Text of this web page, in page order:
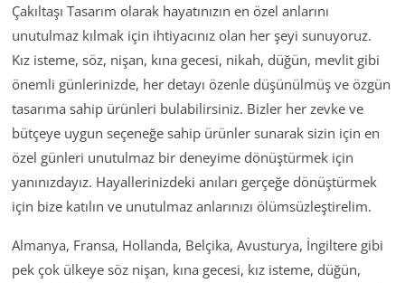
Çakıltaşı Tasarım olarak hayatınızın en özel anlarını
unutulmaz kılmak için ihtiyacınız olan her şeyi sunuyoruz.
Kız isteme, söz, nişan, kına gecesi, nikah, düğün, mevlit gibi
önemli günlerinizde, her detayı özenle düşünülmüş ve özgün
tasarıma sahip ürünleri bulabilirsiniz. Bizler her zevke ve
bütçeye uygun seçeneğe sahip ürünler sunarak sizin için en
özel günleri unutulmaz bir deneyime dönüştürmek için
yanınızdayız. Hayallerinizdeki anıları gerçeğe dönüştürmek
için bize katılın ve unutulmaz anlarınızı ölümsüzleştirelim.
Almanya, Fransa, Hollanda, Belçika, Avusturya, İngiltere gibi
pek çok ülkeye söz nişan, kına gecesi, kız isteme, düğün,